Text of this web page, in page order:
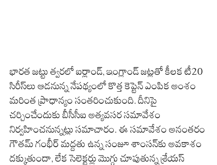
భారత జట్టు త్వరలో ఐర్లాండ్, ఇంగ్లాండ్ జట్లతో కీలక టీ20
సిరీస్‌లు ఆడనున్న నేపథ్యంలో కొత్త కెప్టెన్ ఎంపిక అంశం
మరింత ప్రాధాన్యం సంతరించుకుంది. దీనిపై
చర్చించేందుకు బీసీసీఐ అత్యవసర సమావేశం
నిర్వహించనున్నట్లు సమాచారం. ఈ సమావేశం అనంతరం
గౌతమ్ గంభీర్ మద్దతు ఉన్న సంజూ శాంసన్‌కు అవకాశం
దక్కుతుందా, లేక సెలెక్టర్లు మొగ్గు చూపుతున్న శ్రేయస్